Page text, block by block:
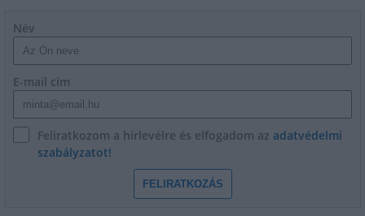
Név
E-mail cím
Feliratkozom a hírlevélre és elfogadom az adatvédelmi
szabályzatot!
FELIRATKOZÁS